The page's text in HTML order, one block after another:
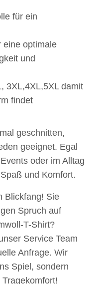
für ein
eine optimale
und
3XL,4XL,5XL damit
findet
geschnitten,
geeignet. Egal
oder im Alltag
und Komfort.
Blickfang! Sie
Spruch auf
T-Shirt?
Service Team
Anfrage. Wir
Spiel, sondern